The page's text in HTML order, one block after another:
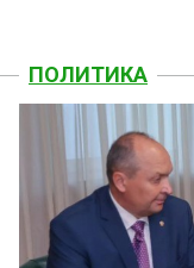
ПОЛИТИКА